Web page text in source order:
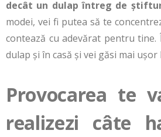
decât un dulap întreg de
modei, vei fi putea să te
contează cu adevărat pentru tine.
dulap și în casă și vei găsi mai
Provocarea te
realizezi câte